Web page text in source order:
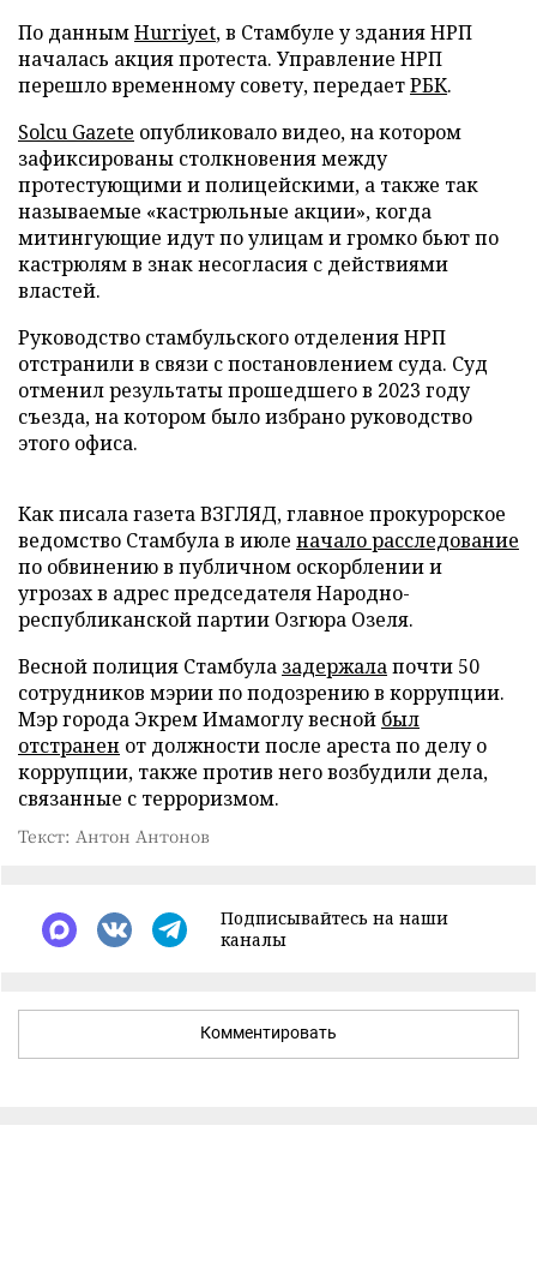
По даннымHurriyet, в Стамбуле у здания НРП
началась акция протеста. Управление НРП
перешло временному совету, передаетРБК.
Solcu Gazete опубликовало видео, на котором
зафиксированы столкновения между
протестующими и полицейскими, а также так
называемые «кастрюльные акции», когда
митингующие идут по улицам и громко бьют по
кастрюлям в знак несогласия с действиями
властей.
Руководство стамбульского отделения НРП
отстранили в связи с постановлением суда. Суд
отменил результаты прошедшего в 2023 году
съезда, на котором было избрано руководство
этого офиса.
Как писала газета ВЗГЛЯД, главное прокурорское
ведомство Стамбула в июле начало расследование
по обвинению в публичном оскорблении и
угрозах в адрес председателя Народно-
республиканской партии Озгюра Озеля.
Весной полиция Стамбула задержалапочти 50
сотрудников мэрии по подозрению в коррупции.
Мэр города Экрем Имамоглу весной был
отстранен от должности после ареста по делу о
коррупции, также против него возбудили дела,
связанные с терроризмом.
Текст: Антон Антонов
Подписывайтесь на наши
каналы
Комментировать